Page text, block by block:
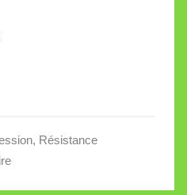
, Résistance